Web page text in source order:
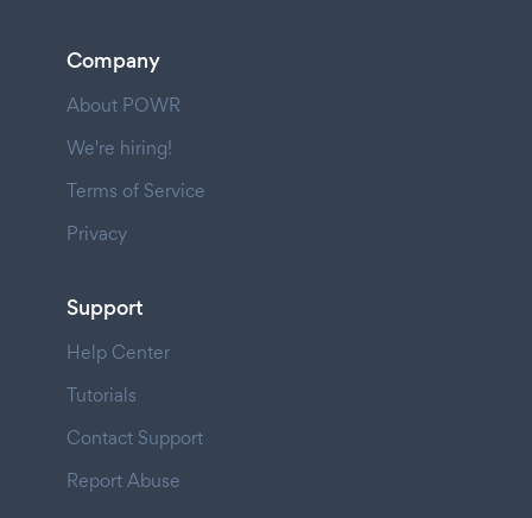
Company
About POWR
We're hiring!
Terms of Service
Privacy
Support
Help Center
Tutorials
Contact Support
Report Abuse